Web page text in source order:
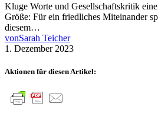
Kluge Worte und Gesellschaftskritik
Größe: Für ein friedliches Miteinander
diesem…
vonSarah Teicher
1. Dezember 2023
Aktionen für diesen Artikel: